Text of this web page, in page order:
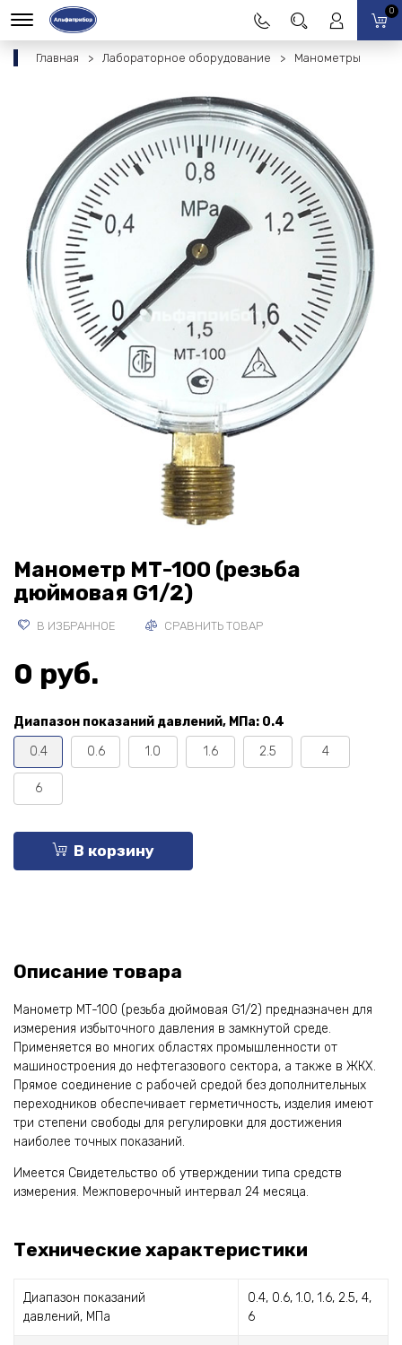
0
Главная Лабораторное оборудование Манометры
Манометр МТ-100 (резьба
дюймовая G1/2)
В ИЗБРАННОЕ СРАВНИТЬ ТОВАР
0 руб.
Диапазон показаний давлений, МПа: 0.4
0.4
0.6 1.0 1.6 2.5 4
6
В корзину
Описание товара
Манометр МТ-100 (резьба дюймовая G1/2) предназначен для
измерения избыточного давления в замкнутой среде.
Применяется во многих областях промышленности от
машиностроения до нефтегазового сектора, а также в ЖКХ.
Прямое соединение с рабочей средой без дополнительных
переходников обеспечивает герметичность, изделия имеют
три степени свободы для регулировки для достижения
наиболее точных показаний.
Имеется Свидетельство об утверждении типа средств
измерения. Межповерочный интервал 24 месяца.
Технические характеристики
Диапазон показаний
давлений, МПа
0.4, 0.6, 1.0, 1.6, 2.5, 4,
6